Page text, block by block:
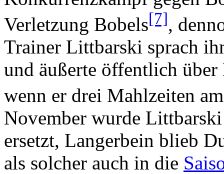
Verletzung Bobels[7],
Trainer Littbarski sprach
und äußerte öffentlich
wenn er drei Mahlzeiten
November wurde
ersetzt, Langerbein blieb
als solcher auch in die